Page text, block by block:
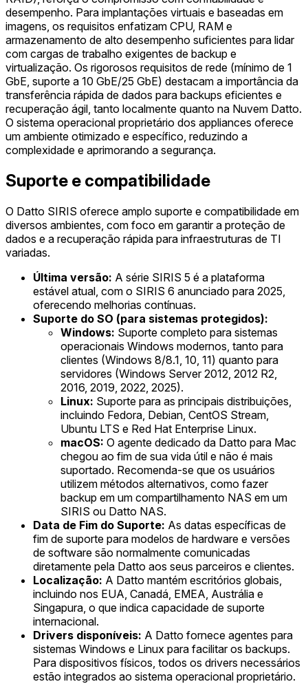
desempenho. Para implantações virtuais e baseadas em
imagens, os requisitos enfatizam CPU, RAM e
armazenamento de alto desempenho suficientes para lidar
com cargas de trabalho exigentes de backup e
virtualização. Os rigorosos requisitos de rede (mínimo de 1
GbE, suporte a 10 GbE/25 GbE) destacam a importância da
transferência rápida de dados para backups eficientes e
recuperação ágil, tanto localmente quanto na Nuvem Datto.
O sistema operacional proprietário dos appliances oferece
um ambiente otimizado e específico, reduzindo a
complexidade e aprimorando a segurança.
Suporte e compatibilidade
O Datto SIRIS oferece amplo suporte e compatibilidade em
diversos ambientes, com foco em garantir a proteção de
dados e a recuperação rápida para infraestruturas de TI
variadas.
Última versão: A série SIRIS 5 é a plataforma
estável atual, com o SIRIS 6 anunciado para 2025,
oferecendo melhorias contínuas.
Suporte do SO (para sistemas protegidos):
Windows: Suporte completo para sistemas
operacionais Windows modernos, tanto para
clientes (Windows 8/8.1, 10, 11) quanto para
servidores (Windows Server 2012, 2012 R2,
2016, 2019, 2022, 2025).
Linux: Suporte para as principais distribuições,
incluindo Fedora, Debian, CentOS Stream,
Ubuntu LTS e Red Hat Enterprise Linux.
macOS: O agente dedicado da Datto para Mac
chegou ao fim de sua vida útil e não é mais
suportado. Recomenda-se que os usuários
utilizem métodos alternativos, como fazer
backup em um compartilhamento NAS em um
SIRIS ou Datto NAS.
Data de Fim do Suporte: As datas específicas de
fim de suporte para modelos de hardware e versões
de software são normalmente comunicadas
diretamente pela Datto aos seus parceiros e clientes.
Localização: A Datto mantém escritórios globais,
incluindo nos EUA, Canadá, EMEA, Austrália e
Singapura, o que indica capacidade de suporte
internacional.
Drivers disponíveis: A Datto fornece agentes para
sistemas Windows e Linux para facilitar os backups.
Para dispositivos físicos, todos os drivers necessários
estão integrados ao sistema operacional proprietário.